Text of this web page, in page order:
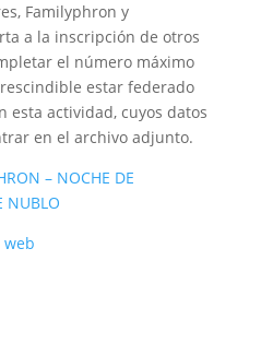
Familyphron y
a la inscripción de otros
el número máximo
estar federado
esta actividad, cuyos datos
en el archivo adjunto.
– NOCHE DE
NUBLO